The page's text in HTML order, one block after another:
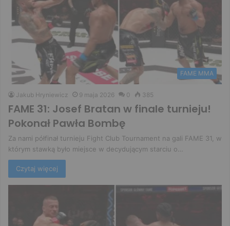
FAME MMA
Jakub Hryniewicz 9 maja 2026 0 385
FAME 31: Josef Bratan w finale turnieju!
Pokonał Pawła Bombę
Za nami półfinał turnieju Fight Club Tournament na gali FAME 31, w
którym stawką było miejsce w decydującym starciu o…
Czytaj więcej